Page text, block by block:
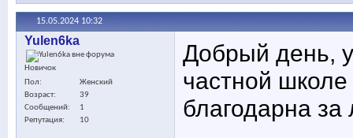
15.05.2024 10:32
Yulen6ka
Новичок
Пол
Женский
Возраст
39
Сообщений
1
Репутация
10
Добрый день,
частной
благодарна